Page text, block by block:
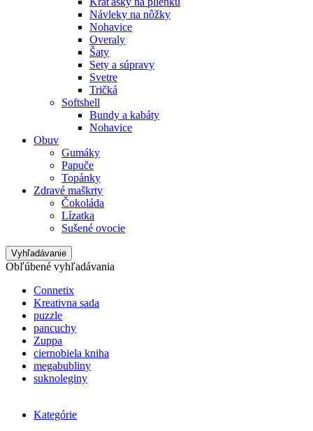
Návleky na nôžky
Nohavice
Overaly
Šaty
Sety a súpravy
Svetre
Tričká
Softshell
Bundy a kabáty
Nohavice
Obuv
Gumáky
Papuče
Topánky
Zdravé maškrty
Čokoláda
Lízatka
Sušené ovocie
Vyhľadávanie
Obľúbené vyhľadávania
Connetix
Kreativna sada
puzzle
pancuchy
Zuppa
ciernobiela kniha
megabubliny
suknoleginy
Kategórie